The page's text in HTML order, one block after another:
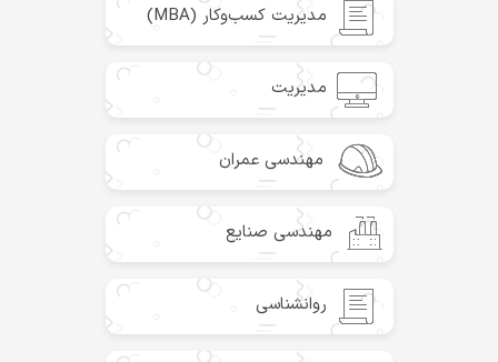
مدیریت کسب‌وکار (MBA)
مدیریت
مهندسی عمران
مهندسی صنایع
روانشناسی